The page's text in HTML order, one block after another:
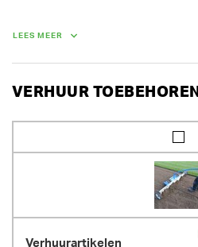
LEES MEER
VERHUUR TOEBEHOREN